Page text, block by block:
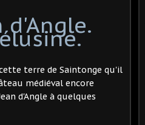
d'Angle.
terre de Saintonge qu'il
médiéval encore
d'Angle à quelques